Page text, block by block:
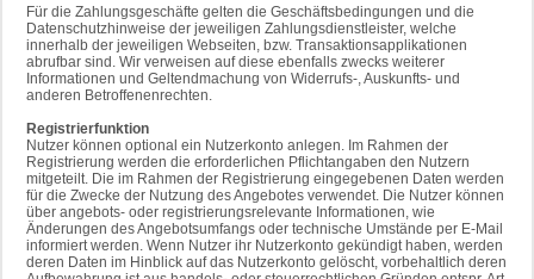
Für die Zahlungsgeschäfte gelten die Geschäftsbedingungen und die
Datenschutzhinweise der jeweiligen Zahlungsdienstleister, welche
innerhalb der jeweiligen Webseiten, bzw. Transaktionsapplikationen
abrufbar sind. Wir verweisen auf diese ebenfalls zwecks weiterer
Informationen und Geltendmachung von Widerrufs-, Auskunfts- und
anderen Betroffenenrechten.
Registrierfunktion
Nutzer können optional ein Nutzerkonto anlegen. Im Rahmen der
Registrierung werden die erforderlichen Pflichtangaben den Nutzern
mitgeteilt. Die im Rahmen der Registrierung eingegebenen Daten werden
für die Zwecke der Nutzung des Angebotes verwendet. Die Nutzer können
über angebots- oder registrierungsrelevante Informationen, wie
Änderungen des Angebotsumfangs oder technische Umstände per E-Mail
informiert werden. Wenn Nutzer ihr Nutzerkonto gekündigt haben, werden
deren Daten im Hinblick auf das Nutzerkonto gelöscht, vorbehaltlich deren